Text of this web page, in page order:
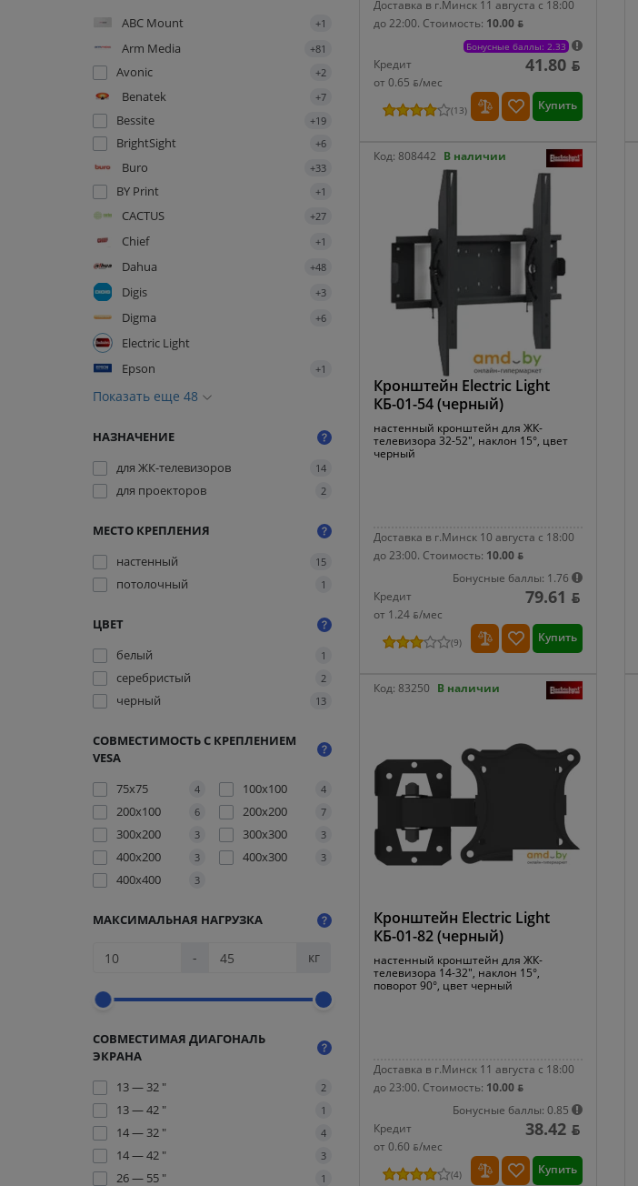
ABC Mount
+1
Arm Media +81
Avonic +2
Benatek +7
Bessite +19
BrightSight +6
Buro +33
BY Print +1
CACTUS +27
Chief +1
Dahua +48
Digis +3
Digma +6
Electric Light
Epson
+1
Показать еще 48
НАЗНАЧЕНИЕ
для ЖК-телевизоров
14
для проекторов 2
МЕСТО КРЕПЛЕНИЯ
настенный
15
потолочный 1
ЦВЕТ
белый
1
серебристый 2
черный 13
СОВМЕСТИМОСТЬ С КРЕПЛЕНИЕМ
VESA
75x75
4 100x100 4
200x100 6 200x200 7
300x200 3 300x300 3
400x200 3 400x300 3
400x400 3
МАКСИМАЛЬНАЯ НАГРУЗКА
- кг
СОВМЕСТИМАЯ ДИАГОНАЛЬ
ЭКРАНА
13 — 32 "
2
13 — 42 " 1
14 — 32 " 4
14 — 42 " 3
26 — 55 " 1
Доставка в г.Минск 11 августа с 18:00
до 22:00. Стоимость: 10.00 ƃ
Бонусные баллы: 2.33
Кредит
от 0.65 ƃ/мec
41.80 ƃ
(13) Купить
Код: 808442 В наличии
Кронштейн Electric Light
КБ-01-54 (черный)
настенный кронштейн для ЖК-
телевизора 32-52", наклон 15°, цвет
черный
Доставка в г.Минск 10 августа с 18:00
до 23:00. Стоимость: 10.00 ƃ
Бонусные баллы: 1.76
Кредит
от 1.24 ƃ/мec
79.61 ƃ
(9) Купить
Код: 83250 В наличии
Кронштейн Electric Light
КБ-01-82 (черный)
настенный кронштейн для ЖК-
телевизора 14-32", наклон 15°,
поворот 90°, цвет черный
Доставка в г.Минск 11 августа с 18:00
до 23:00. Стоимость: 10.00 ƃ
Бонусные баллы: 0.85
Кредит
от 0.60 ƃ/мec
38.42 ƃ
(4) Купить